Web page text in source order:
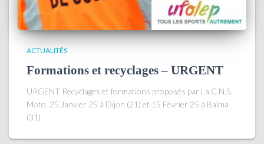
ACTUALITÉS
Formations et recyclages – URGENT
URGENT Recyclages et formations proposés par La C.N.S.
Moto. 25 Janvier 25 à Dijon (21) et 15 Février 25 à Balma
(31)